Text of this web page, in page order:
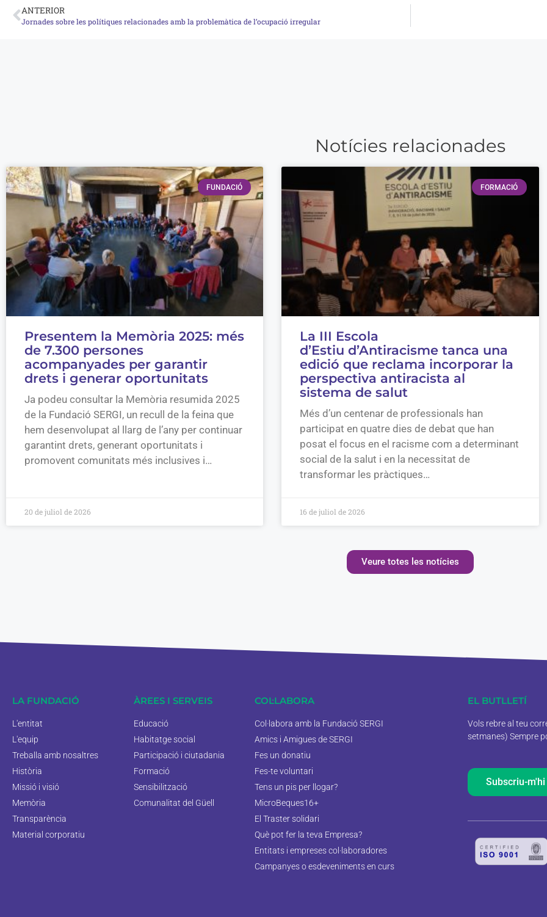
ANTERIOR
Jornades sobre les polítiques relacionades amb la problemàtica de l’ocupació irregular
Notícies relacionades
FUNDACIÓ
Presentem la Memòria 2025: més
de 7.300 persones
acompanyades per garantir
drets i generar oportunitats
Ja podeu consultar la Memòria resumida 2025
de la Fundació SERGI, un recull de la feina que
hem desenvolupat al llarg de l’any per continuar
garantint drets, generant oportunitats i
promovent comunitats més inclusives i…
20 de juliol de 2026
FORMACIÓ
La III Escola
d’Estiu d’Antiracisme tanca una
edició que reclama incorporar la
perspectiva antiracista al
sistema de salut
Més d’un centenar de professionals han
participat en quatre dies de debat que han
posat el focus en el racisme com a determinant
social de la salut i en la necessitat de
transformar les pràctiques…
16 de juliol de 2026
Veure totes les notícies
LA FUNDACIÓ
L'entitat
L'equip
Treballa amb nosaltres
Història
Missió i visió
Memòria
Transparència
Material corporatiu
ÀREES I SERVEIS
Educació
Habitatge social
Participació i ciutadania
Formació
Sensibilització
Comunalitat del Güell
COL·LABORA
Col·labora amb la Fundació SERGI
Amics i Amigues de SERGI
Fes un donatiu
Fes-te voluntari
Tens un pis per llogar?
MicroBeques16+
El Traster solidari
Què pot fer la teva Empresa?
Entitats i empreses col·laboradores
Campanyes o esdeveniments en curs
EL BUTLLETÍ
Vols rebre al teu
setmanes) Sempre
Subscriu-m'hi